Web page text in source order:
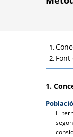
Font
1.
El